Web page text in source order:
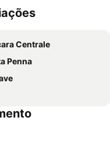
Centrale
Penna